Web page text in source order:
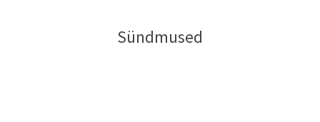
Sündmused